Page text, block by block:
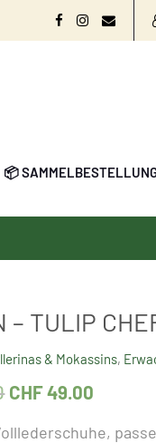
📦
– TULIP
& Mokassins,
CHF49.00